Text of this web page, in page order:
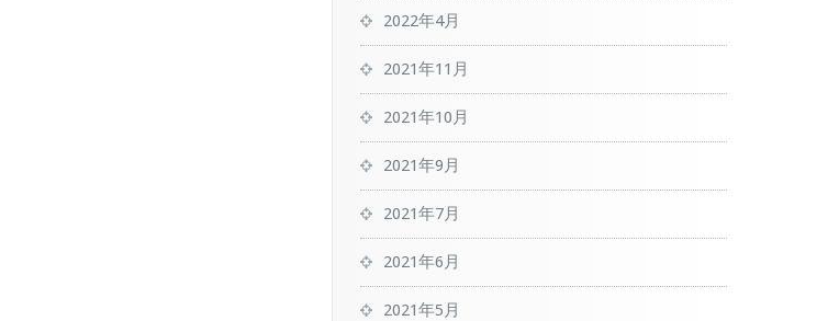
2022年4月
2021年11月
2021年10月
2021年9月
2021年7月
2021年6月
2021年5月